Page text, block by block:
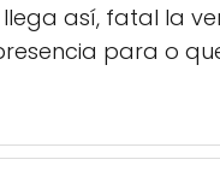
así, fatal la
para o